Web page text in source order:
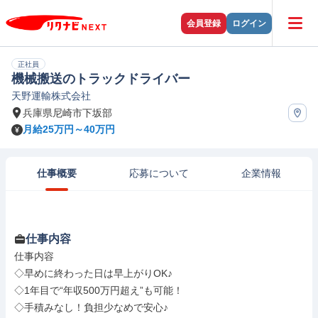
会員登録 ログイン
正社員
機械搬送のトラックドライバー
天野運輸株式会社
兵庫県尼崎市下坂部
月給25万円～40万円
仕事概要 応募について 企業情報
仕事内容
仕事内容
◇早めに終わった日は早上がりOK♪
◇1年目で“年収500万円超え”も可能！
◇手積みなし！負担少なめで安心♪